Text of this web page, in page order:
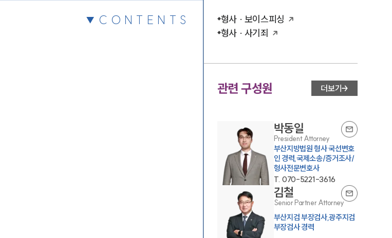
CONTENTS
형사 · 보이스피싱
형사 · 사기죄
관련 구성원 더보기
박동일
President Attorney
부산지방법원 형사 국선변호
인 경력,국제소송/증거조사/
형사전문변호사
T. 070-5221-3616
김철
Senior Partner Attorney
부산지검 부장검사,광주지검
부장검사 경력